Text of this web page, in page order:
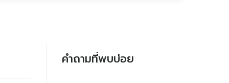
คำถามที่พบบ่อย